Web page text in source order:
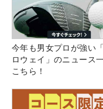
今年も男女プロが強い
ロウェイ」のニュース
こちら！